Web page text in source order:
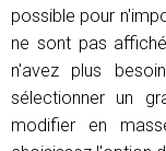
possible pour
ne sont pas
n'avez plus
sélectionner un
modifier en